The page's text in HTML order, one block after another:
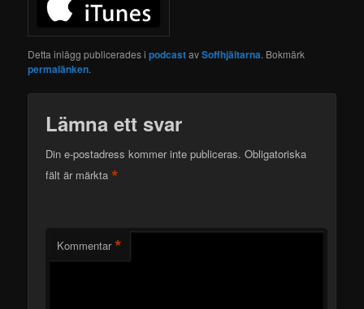
Detta inlägg publicerades ipodcastavSoffhjältarna. Bokmärk
permalänken.
Lämna ett svar
Din e-postadress kommer inte publiceras. Obligatoriska
fält är märkta*
Kommentar *